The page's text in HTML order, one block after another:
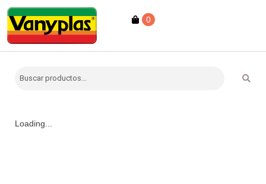
0
Loading...